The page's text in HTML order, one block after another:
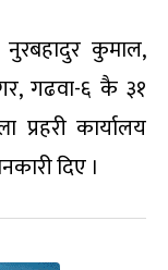
नुरबहादुर कुमाल,
गढवा-६ कै ३१
कार्यालय
दिए ।